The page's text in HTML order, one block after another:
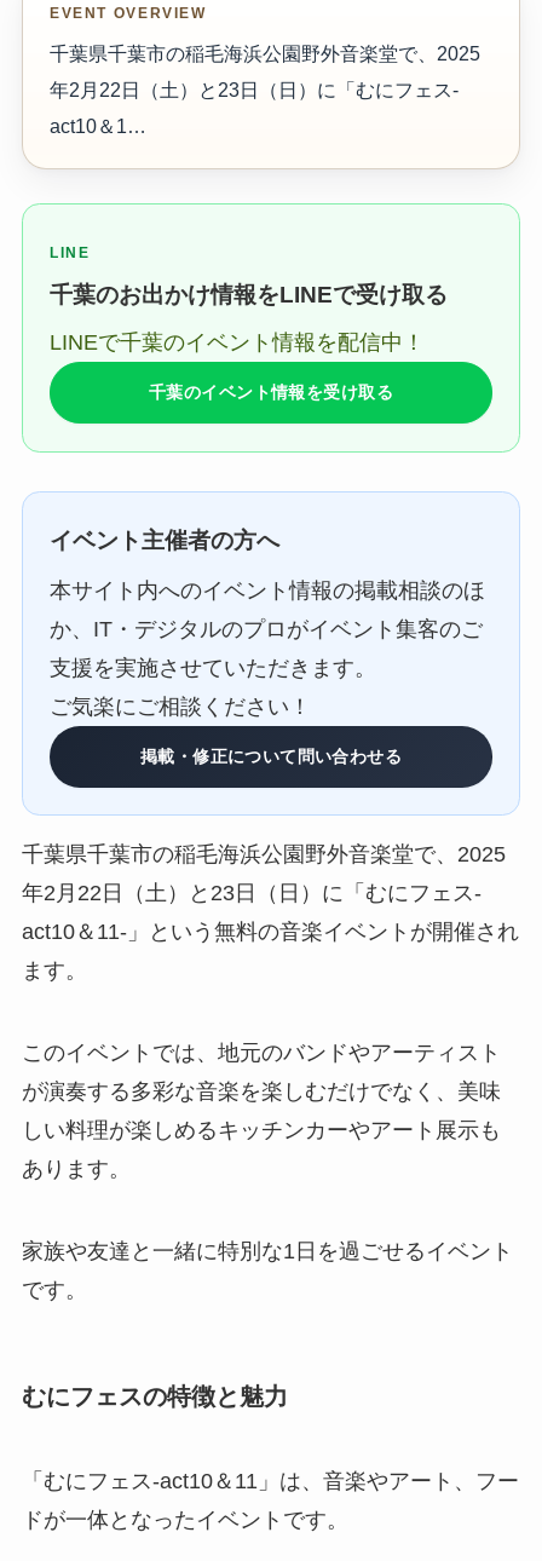
EVENT OVERVIEW
千葉県千葉市の稲毛海浜公園野外音楽堂で、2025
年2月22日（土）と23日（日）に「むにフェス-
act10＆1…
LINE
千葉のお出かけ情報をLINEで受け取る
LINEで千葉のイベント情報を配信中！
千葉のイベント情報を受け取る
イベント主催者の方へ
本サイト内へのイベント情報の掲載相談のほ
か、IT・デジタルのプロがイベント集客のご
支援を実施させていただきます。
ご気楽にご相談ください！
掲載・修正について問い合わせる
千葉県千葉市の稲毛海浜公園野外音楽堂で、2025
年2月22日（土）と23日（日）に「むにフェス-
act10＆11-」という無料の音楽イベントが開催され
ます。
このイベントでは、地元のバンドやアーティスト
が演奏する多彩な音楽を楽しむだけでなく、美味
しい料理が楽しめるキッチンカーやアート展示も
あります。
家族や友達と一緒に特別な1日を過ごせるイベント
です。
むにフェスの特徴と魅力
「むにフェス-act10＆11」は、音楽やアート、フー
ドが一体となったイベントです。